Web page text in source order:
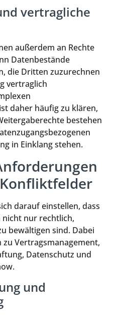
vertragliche
außerdem an Rechte
Datenbestände
die Dritten zuzurechnen
vertraglich
daher häufig zu klären,
bestehen
in Einklang stehen.
darauf einstellen, dass
nicht nur rechtlich,
bewältigen sind. Dabei
Vertragsmanagement,
Datenschutz und
und